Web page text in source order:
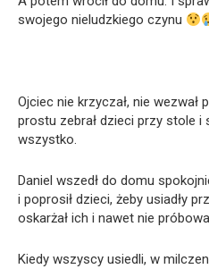
swojego nieludzkiego czynu
Ojciec nie krzyczał, nie wezwał
prostu zebrał dzieci przy stole i
wszystko.
Daniel wszedł do domu
i poprosił dzieci, żeby usiadły
oskarżał ich i nawet nie
Kiedy wszyscy usiedli, w